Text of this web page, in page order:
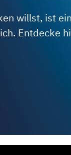
willst, ist
Entdecke